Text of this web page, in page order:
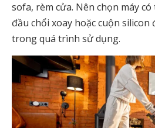
sofa, rèm cửa. Nên chọn máy
đầu chổi xoay hoặc cuộn
trong quá trình sử dụng.